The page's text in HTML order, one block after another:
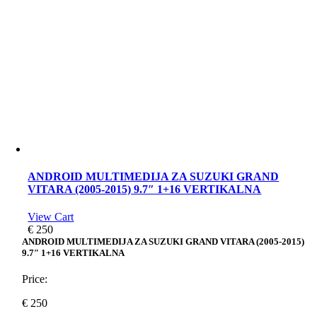
ANDROID MULTIMEDIJA ZA SUZUKI GRAND
VITARA (2005-2015) 9.7″ 1+16 VERTIKALNA
View Cart
€ 250
ANDROID MULTIMEDIJA ZA SUZUKI GRAND VITARA (2005-2015)
9.7″ 1+16 VERTIKALNA
Price:
€ 250